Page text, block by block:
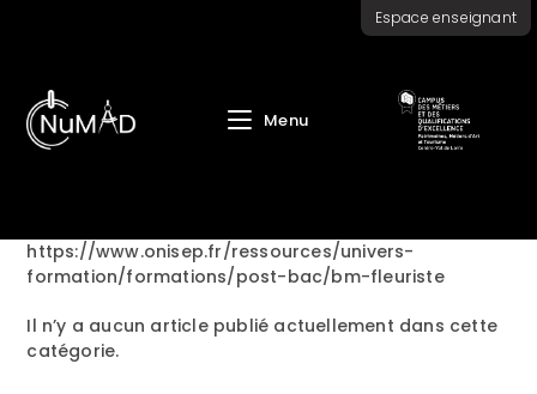
Menu
Espace enseignant
https://www.onisep.fr/ressources/univers-
formation/formations/post-bac/bm-fleuriste
Il n’y a aucun article publié actuellement dans cette
catégorie.